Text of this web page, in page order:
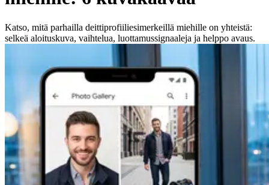
Katso, mitä parhailla deittiprofiiliesimerkeillä miehille on yhteistä:
selkeä aloituskuva, vaihtelua, luottamussignaaleja ja helppo avaus.